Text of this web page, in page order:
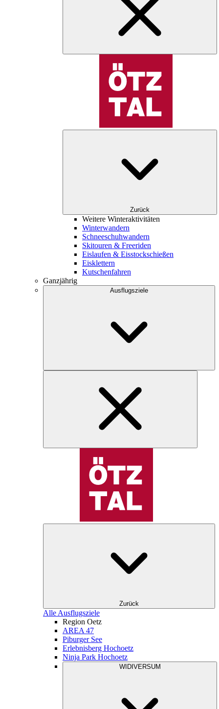
Zurück
Weitere Winteraktivitäten
Winterwandern
Schneeschuhwandern
Skitouren & Freeriden
Eislaufen & Eisstockschießen
Eisklettern
Kutschenfahren
Ganzjährig
Ausflugsziele
Zurück
Alle Ausflugsziele
Region Oetz
AREA 47
Piburger See
Erlebnisberg Hochoetz
Ninja Park Hochoetz
WIDIVERSUM